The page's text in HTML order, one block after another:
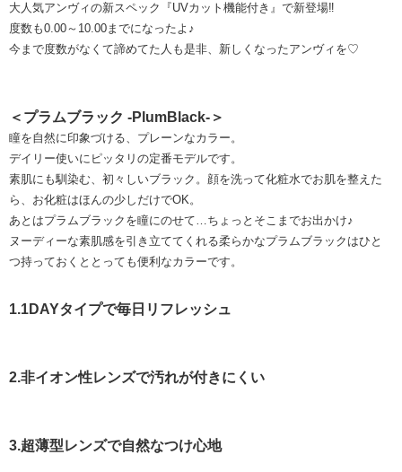
大人気アンヴィの新スペック『UVカット機能付き』で新登場‼
度数も0.00～10.00までになったよ♪
今まで度数がなくて諦めてた人も是非、新しくなったアンヴィを♡
＜プラムブラック -PlumBlack-＞
瞳を自然に印象づける、プレーンなカラー。
デイリー使いにピッタリの定番モデルです。
素肌にも馴染む、初々しいブラック。顔を洗って化粧水でお肌を整えた
ら、お化粧はほんの少しだけでOK。
あとはプラムブラックを瞳にのせて…ちょっとそこまでお出かけ♪
ヌーディーな素肌感を引き立ててくれる柔らかなプラムブラックはひと
つ持っておくととっても便利なカラーです。
1.1DAYタイプで毎日リフレッシュ
2.非イオン性レンズで汚れが付きにくい
3.超薄型レンズで自然なつけ心地